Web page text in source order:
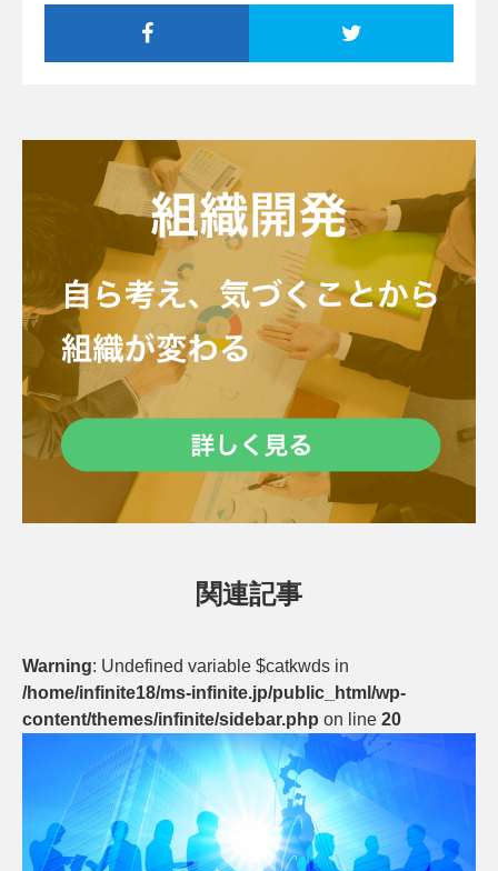
関連記事
Warning: Undefined variable $catkwds in
/home/infinite18/ms-infinite.jp/public_html/wp-
content/themes/infinite/sidebar.php on line 20